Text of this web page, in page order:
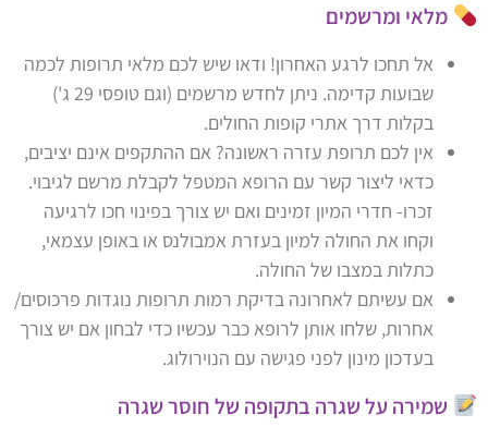
מלאי ומרשמים
אל תחכו לרגע האחרון! ודאו שיש לכם מלאי תרופות לכמה
שבועות קדימה. ניתן לחדש מרשמים (וגם טופסי 29 ג')
בקלות דרך אתרי קופות החולים.
אין לכם תרופת עזרה ראשונה? אם ההתקפים אינם יציבים,
כדאי ליצור קשר עם הרופא המטפל לקבלת מרשם לגיבוי.
זכרו- חדרי המיון זמינים ואם יש צורך בפינוי חכו לרגיעה
וקחו את החולה למיון בעזרת אמבולנס או באופן עצמאי,
כתלות במצבו של החולה.
אם עשיתם לאחרונה בדיקת רמות תרופות נוגדות פרכוסים/
אחרות, שלחו אותן לרופא כבר עכשיו כדי לבחון אם יש צורך
בעדכון מינון לפני פגישה עם הנוירולוג.
שמירה על שגרה בתקופה של חוסר שגרה